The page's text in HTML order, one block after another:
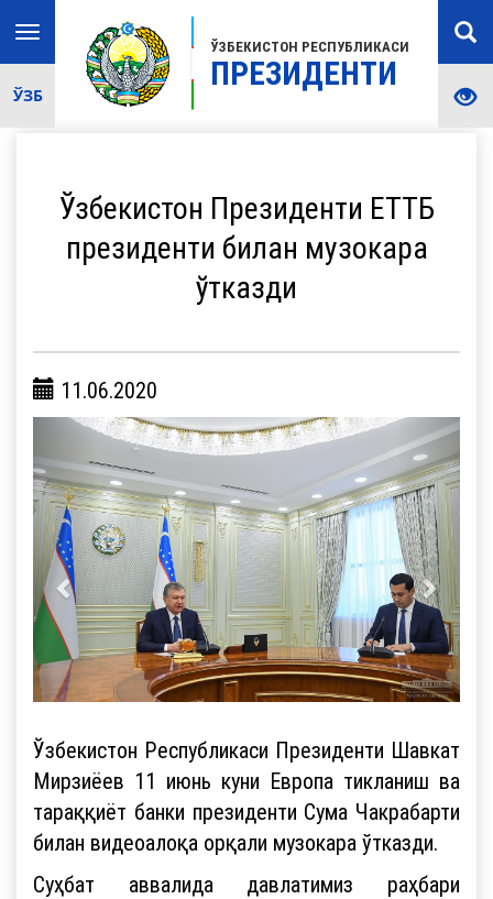
ЎЗБЕКИСТОН РЕСПУБЛИКАСИ
ПРЕЗИДЕНТИ
Toggle
navigation
ЎЗБ
Ўзбекистон Президенти ЕТТБ
президенти билан музокара
ўтказди
11.06.2020
Ўзбекистон Республикаси Президенти Шавкат
Мирзиёев 11 июнь куни Европа тикланиш ва
тараққиёт банки президенти Сума Чакрабарти
билан видеоалоқа орқали музокара ўтказди.
Суҳбат аввалида давлатимиз раҳбари